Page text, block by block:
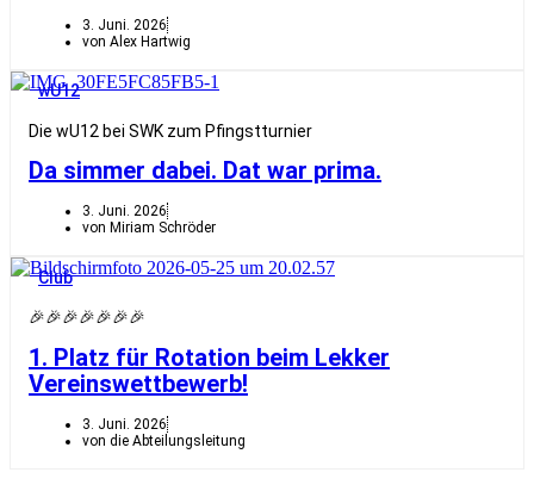
3. Juni. 2026
von Alex Hartwig
wU12
Die wU12 bei SWK zum Pfingstturnier
Da simmer dabei. Dat war prima.
3. Juni. 2026
von Miriam Schröder
Club
🎉🎉🎉🎉🎉🎉🎉
1. Platz für Rotation beim Lekker
Vereinswettbewerb!
3. Juni. 2026
von die Abteilungsleitung